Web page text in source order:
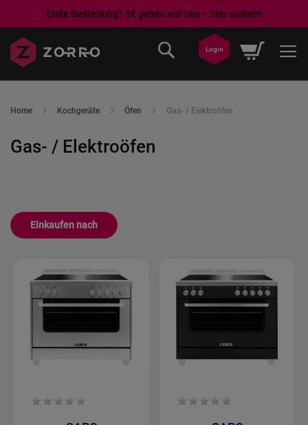
Erste Bestellung? 5€ gehen auf uns – hier sichern
zum
Mein
Login
Home Kochgeräte Öfen Gas- / Elektroöfen
Gas- / Elektroöfen
Einkaufen nach